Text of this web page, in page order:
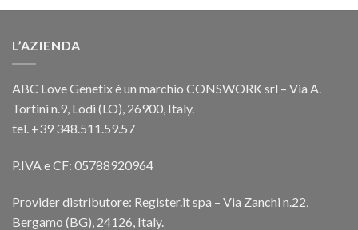
L’AZIENDA
ABC Love Genetix è un marchio CONSWORK srl – Via A.
Tortini n.9, Lodi (LO), 26900, Italy.
tel. +39 348.511.59.57
P.IVA e CF: 05788920964
Provider distributore: Register.it spa – Via Zanchi n.22,
Bergamo (BG), 24126, Italy.